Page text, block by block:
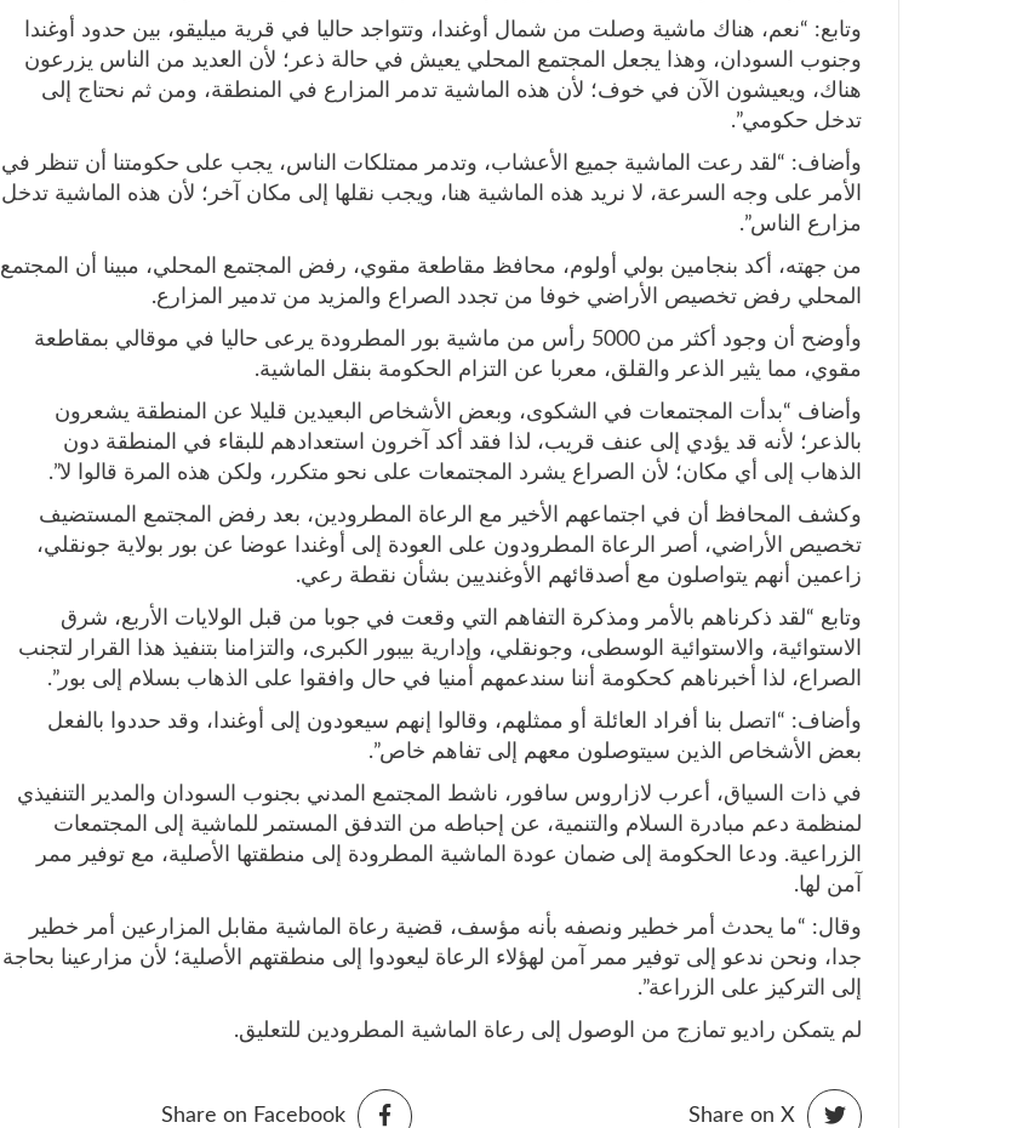
وتابع: “نعم، هناك ماشية وصلت من شمال أوغندا، وتتواجد حاليا في قرية ميليقو، بين حدود أوغندا
وجنوب السودان، وهذا يجعل المجتمع المحلي يعيش في حالة ذعر؛ لأن العديد من الناس يزرعون
هناك، ويعيشون الآن في خوف؛ لأن هذه الماشية تدمر المزارع في المنطقة، ومن ثم نحتاج إلى
تدخل حكومي”.
وأضاف: “لقد رعت الماشية جميع الأعشاب، وتدمر ممتلكات الناس، يجب على حكومتنا أن تنظر في
الأمر على وجه السرعة، لا نريد هذه الماشية هنا، ويجب نقلها إلى مكان آخر؛ لأن هذه الماشية تدخل
مزارع الناس”.
من جهته، أكد بنجامين بولي أولوم، محافظ مقاطعة مقوي، رفض المجتمع المحلي، مبينا أن المجتمع
المحلي رفض تخصيص الأراضي خوفا من تجدد الصراع والمزيد من تدمير المزارع.
وأوضح أن وجود أكثر من 5000 رأس من ماشية بور المطرودة يرعى حاليا في موقالي بمقاطعة
مقوي، مما يثير الذعر والقلق، معربا عن التزام الحكومة بنقل الماشية.
وأضاف “بدأت المجتمعات في الشكوى، وبعض الأشخاص البعيدين قليلا عن المنطقة يشعرون
بالذعر؛ لأنه قد يؤدي إلى عنف قريب، لذا فقد أكد آخرون استعدادهم للبقاء في المنطقة دون
الذهاب إلى أي مكان؛ لأن الصراع يشرد المجتمعات على نحو متكرر، ولكن هذه المرة قالوا لا”.
وكشف المحافظ أن في اجتماعهم الأخير مع الرعاة المطرودين، بعد رفض المجتمع المستضيف
تخصيص الأراضي، أصر الرعاة المطرودون على العودة إلى أوغندا عوضا عن بور بولاية جونقلي،
زاعمين أنهم يتواصلون مع أصدقائهم الأوغنديين بشأن نقطة رعي.
وتابع “لقد ذكرناهم بالأمر ومذكرة التفاهم التي وقعت في جوبا من قبل الولايات الأربع، شرق
الاستوائية، والاستوائية الوسطى، وجونقلي، وإدارية بيبور الكبرى، والتزامنا بتنفيذ هذا القرار لتجنب
الصراع، لذا أخبرناهم كحكومة أننا سندعمهم أمنيا في حال وافقوا على الذهاب بسلام إلى بور”.
وأضاف: “اتصل بنا أفراد العائلة أو ممثلهم، وقالوا إنهم سيعودون إلى أوغندا، وقد حددوا بالفعل
بعض الأشخاص الذين سيتوصلون معهم إلى تفاهم خاص”.
في ذات السياق، أعرب لازاروس سافور، ناشط المجتمع المدني بجنوب السودان والمدير التنفيذي
لمنظمة دعم مبادرة السلام والتنمية، عن إحباطه من التدفق المستمر للماشية إلى المجتمعات
الزراعية. ودعا الحكومة إلى ضمان عودة الماشية المطرودة إلى منطقتها الأصلية، مع توفير ممر
آمن لها.
وقال: “ما يحدث أمر خطير ونصفه بأنه مؤسف، قضية رعاة الماشية مقابل المزارعين أمر خطير
جدا، ونحن ندعو إلى توفير ممر آمن لهؤلاء الرعاة ليعودوا إلى منطقتهم الأصلية؛ لأن مزارعينا بحاجة
إلى التركيز على الزراعة”.
لم يتمكن راديو تمازج من الوصول إلى رعاة الماشية المطرودين للتعليق.
Share on Facebook Share on X